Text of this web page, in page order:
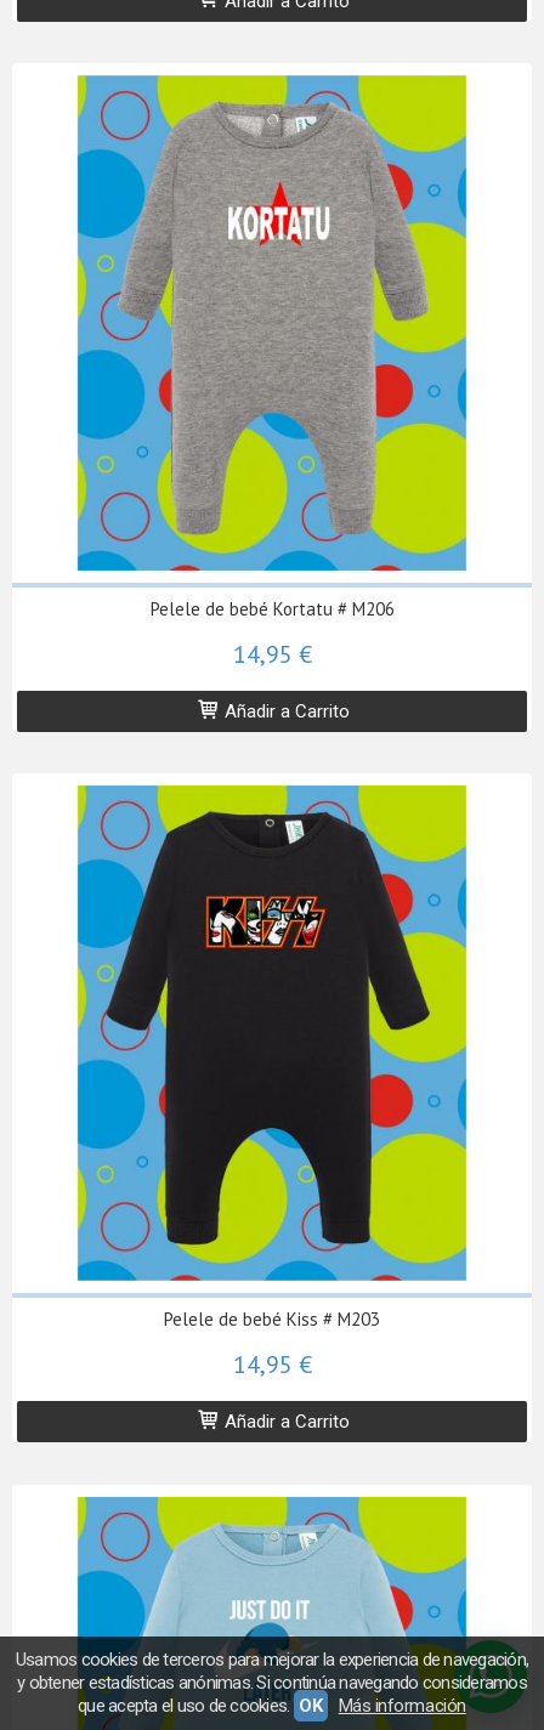
Pelele de bebé Kortatu # M206
14,95 €
Añadir a Carrito
Pelele de bebé Kiss # M203
14,95 €
Añadir a Carrito
Usamos cookies de terceros para mejorar la experiencia de navegación,
y obtener estadísticas anónimas. Si continúa navegando consideramos
que acepta el uso de cookies. OK Más información